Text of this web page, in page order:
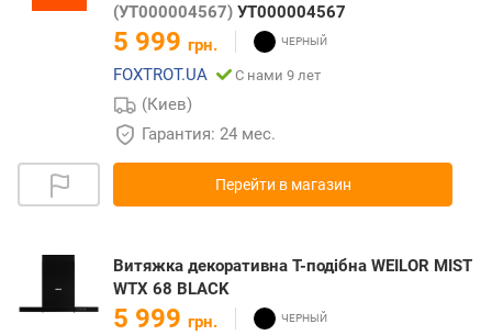
(УТ000004567) УТ000004567
5 999 грн.
FOXTROT.UA
С нами 9 лет
(Киев)
Гарантия: 24 мес.
Перейти в магазин
Витяжка декоративна Т-подібна WEILOR MIST
WTX 68 BLACK
5 999 грн.